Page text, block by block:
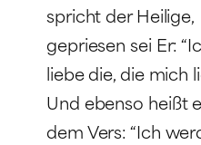
spricht der Heilige,
gepriesen sei Er:
liebe die, die mich
Und ebenso heißt
dem Vers: “Ich